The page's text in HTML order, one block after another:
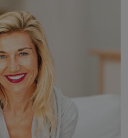
lóže. Nebyl v této
do zednářské